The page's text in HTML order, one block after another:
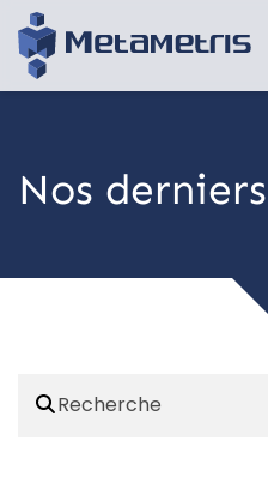
Nos